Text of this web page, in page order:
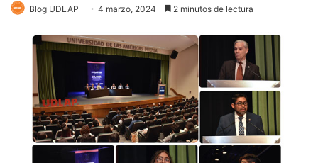
Blog UDLAP 4 marzo, 2024 2 minutos de lectura